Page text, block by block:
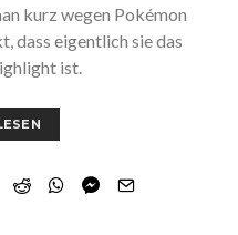
kurz wegen Pokémon
dass eigentlich sie das
ist.